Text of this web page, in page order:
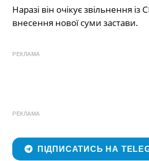
Наразі він очікує звільнення із
внесення нової суми застави.
РЕКЛАМА
РЕКЛАМА
ПІДПИСАТИСЬ НА